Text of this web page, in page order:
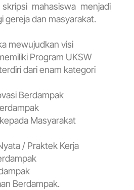
mahasiswa menjadi
gereja dan masyarakat.
mewujudkan visi
Program UKSW
dari enam kategori
Berdampak
Masyarakat
/ Praktek Kerja
Berdampak.